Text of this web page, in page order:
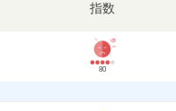
指数
80